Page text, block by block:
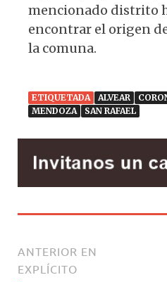
mencionado distrito
encontrar el origen
la comuna.
ETIQUETADA ALVEAR
MENDOZA
SAN RAFAEL
ANTERIOR EN
EXPLÍCITO